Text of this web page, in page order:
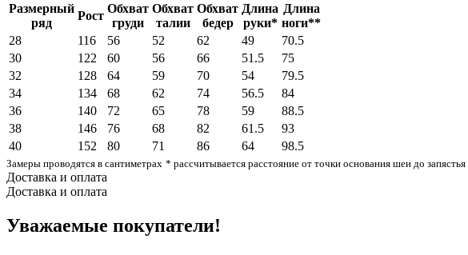
Размерный
ряд
Рост
Обхват
груди
Обхват
талии
Обхват
бедер
Длина
руки*
Длина
ноги**
28
116 56 52 62 49
70.5
30
122 60 56 66 51.5
75
32
128 64 59 70 54
79.5
34
134 68 62 74 56.5
84
36
140 72 65 78 59
88.5
38
146 76 68 82 61.5
93
40
152 80 71 86 64 98.5
Замеры проводятся в сантиметрах * рассчитывается расстояние от точки основания шеи до запястья
Доставка и оплата
Доставка и оплата
Уважаемые покупатели!